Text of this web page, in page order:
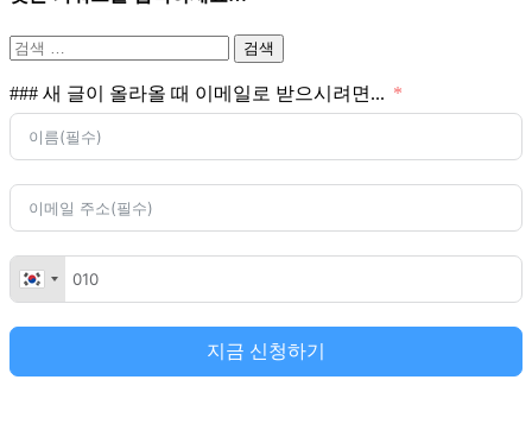
검
### 새 글이 올라올 때 이메일로 받으시려면...
지금 신청하기